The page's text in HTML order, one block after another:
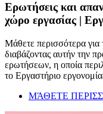
Ερωτήσεις και
χώρο εργασίας |
Μάθετε περισσότερα για
διαβάζοντας αυτήν την
ερωτήσεων, η οποία
το Εργαστήριο
ΜΆΘΕΤΕ